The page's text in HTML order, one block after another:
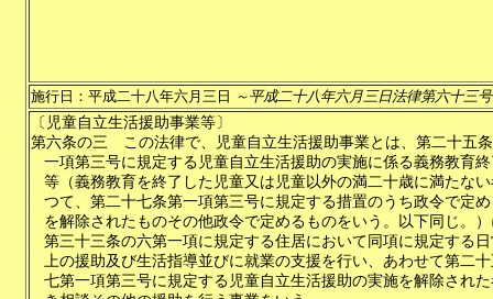
施行日：平成二十八年六月三日 ～平成二十八年六月三日法律第六十三
〔児童自立生活援助事業等〕
第六条の三
この法律で、児童自立生活援助事業とは、第二十五
一項第三号に規定する児童自立生活援助の実施に係る義務教育
等（義務教育を終了した児童又は児童以外の満二十歳に満たな
つて、第二十七条第一項第三号に規定する措置のうち政令で定
を解除されたものその他政令で定めるものをいう。以下同じ。
第三十三条の六第一項に規定する住居において同項に規定する
上の援助及び生活指導並びに就業の支援を行い、あわせて第二
七第一項第三号に規定する児童自立生活援助の実施を解除され